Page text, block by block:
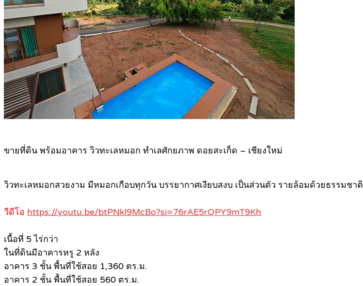
ขายที่ดิน พร้อมอาคาร วิวทะเลหมอก ทำเลศักยภาพ ดอยสะเก็ด – เชียงใหม่
วิวทะเลหมอกสวยงาม มีหมอกเกือบทุกวัน บรรยากาศเงียบสงบ เป็นส่วนตัว รายล้อมด้วยธรรมชาติ
วีดีโอ https://youtu.be/btPNkl9McBo?si=76rAE5rQPY9mT9Kh
เนื้อที่ 5 ไร่กว่า
ในที่ดินมีอาคารหรู 2 หลัง
อาคาร 3 ชั้น พื้นที่ใช้สอย 1,360 ตร.ม.
อาคาร 2 ชั้น พื้นที่ใช้สอย 560 ตร.ม.